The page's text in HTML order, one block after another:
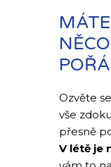
Ozvěte
vše
přesně
V létě je